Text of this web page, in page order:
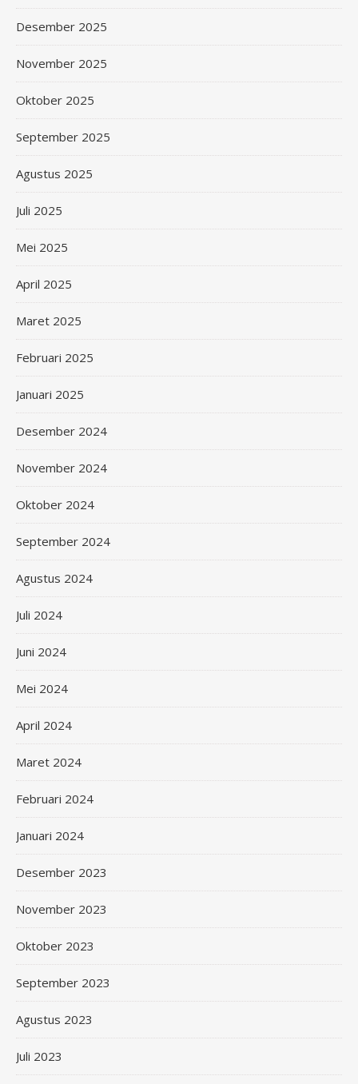
Desember 2025
November 2025
Oktober 2025
September 2025
Agustus 2025
Juli 2025
Mei 2025
April 2025
Maret 2025
Februari 2025
Januari 2025
Desember 2024
November 2024
Oktober 2024
September 2024
Agustus 2024
Juli 2024
Juni 2024
Mei 2024
April 2024
Maret 2024
Februari 2024
Januari 2024
Desember 2023
November 2023
Oktober 2023
September 2023
Agustus 2023
Juli 2023